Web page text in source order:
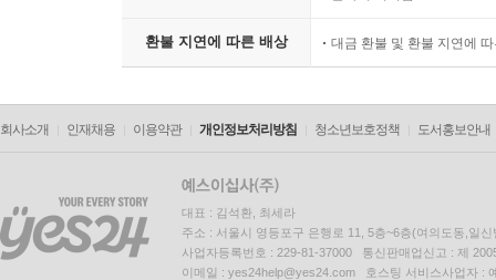
환불 지연에 따른 배상 대금 환불 및 환불 지연에
회사소개 인재채용 이용약관 개인정보처리방침 청소년보호정책 도서홍보안내
대표 : 김석환, 최세라
주소 : 서울시 영등포구 은행로 11, 5층~6층(여의도동,일신
사업자등록번호 : 229-81-37000 통신판매업신고 : 제
이메일 : yes24help@yes24.com 호스팅 서비스사업자 :